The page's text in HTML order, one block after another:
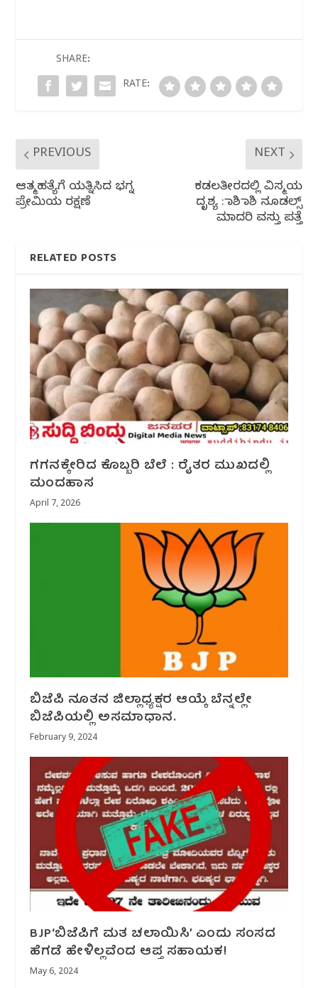
b
o
r A
p
ra
SHARE:
RATE:
PREVIOUS
ಆತ್ಮಹತ್ಯೆಗೆ ಯತ್ನಿಸಿದ ಭಗ್ನ
ಪ್ರೇಮಿಯ ರಕ್ಷಣೆ
NEXT
ಕಡಲತೀರದಲ್ಲಿ ವಿಸ್ಮಯ
ದೃಶ್ಯ : ರಾಶಿ ರಾಶಿ ನೂಡಲ್ಸ್
ಮಾದರಿ ವಸ್ತು ಪತ್ತೆ
RELATED POSTS
ಗಗನಕ್ಕೇರಿದ ಕೊಬ್ಬರಿ ಬೆಲೆ : ರೈತರ ಮುಖದಲ್ಲಿ
ಮಂದಹಾಸ
April 7, 2026
ಬಿಜೆಪಿ ನೂತನ ಜಿಲ್ಲಾಧ್ಯಕ್ಷರ‌ ಆಯ್ಕೆ ಬೆನ್ನಲ್ಲೇ
ಬಿಜೆಪಿಯಲ್ಲಿ ಅಸಮಾಧಾನ.
February 9, 2024
BJP‘ಬಿಜೆಪಿಗೆ ಮತ ಚಲಾಯಿಸಿ’ ಎಂದು ಸಂಸದ
ಹೆಗಡೆ ಹೇಳಿಲ್ಲವೆಂದ ಆಪ್ತ ಸಹಾಯಕ!
May 6, 2024